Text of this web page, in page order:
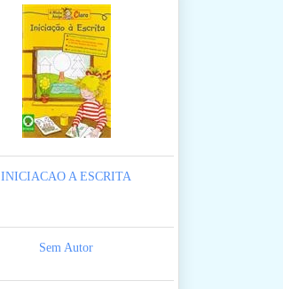
INICIACAO A ESCRITA
Sem Autor